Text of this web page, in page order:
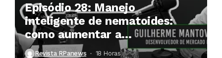
Episódio 28: Manejo
inteligente de nematoides:
como aumentar a
produtividade das soqueiras?
Revista RPanews 18 Horas ⁮